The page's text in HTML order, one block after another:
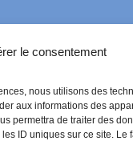
le consentement
nous utilisons des
aux informations des
permettra de traiter des
ID uniques sur ce site. Le